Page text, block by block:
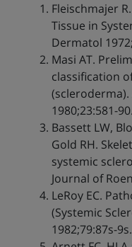
Fleischmajer
Tissue in
Dermatol
Masi AT.
classification
1980;23:581-90.
Bassett LW,
Gold RH.
systemic
Journal of
LeRoy EC.
(Systemic
1982;79:87s-9s.